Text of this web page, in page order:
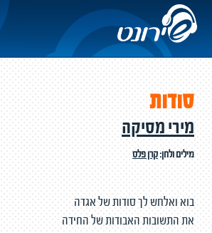
סודות
מירי מסיקה
מילים ולחן:קרן פלס
בוא ואלחש לך סודות של אגדה
את התשובות האבודות של החידה